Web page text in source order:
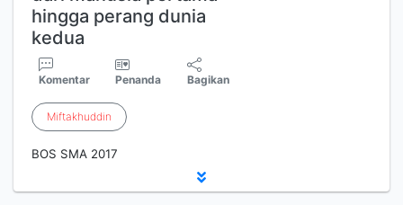
hingga perang dunia
kedua
Komentar Penanda Bagikan
Miftakhuddin
BOS SMA 2017